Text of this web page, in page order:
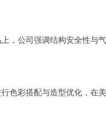
，公司强调结构安全性
色彩搭配与造型优化，